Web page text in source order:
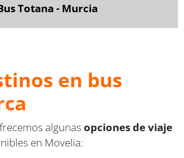
Totana - Murcia
en bus
algunas opciones de viaje
en Movelia: